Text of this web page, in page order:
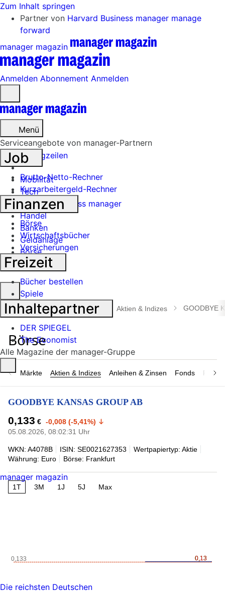
Zum Inhalt springen
Partner von Harvard Business manager manage
forward
manager magazin
Anmelden Abonnement Anmelden
öffnen
Menü
Schlagzeilen
Mobilität
Tech
Harvard Business manager
Handel
Banken
Geldanlage
Börse
Industrie
Suche
öffnen
manager magazin Börse Aktien & Indizes GOODBYE
Märkte Aktien & Indizes Anleihen & Zinsen Fonds
GOODBYE KANSAS GROUP AB
0,133 € -0,008 (-5,41%)
05.08.2026, 08:02:31 Uhr
WKN: A4078B ISIN: SE0021627353
Wertpapiertyp: Aktie
Währung: Euro
Börse: Frankfurt
1T 3M 1J 5J Max
0,13
0,13
0,133
Serviceangebote von manager-Partnern
Job
Brutto-Netto-Rechner
Kurzarbeitergeld-Rechner
Finanzen
Börse
Wirtschaftsbücher
Versicherungen
Freizeit
Bücher bestellen
Spiele
Inhaltepartner
DER SPIEGEL
The Economist
Alle Magazine der manager-Gruppe
manager magazin
Die reichsten Deutschen